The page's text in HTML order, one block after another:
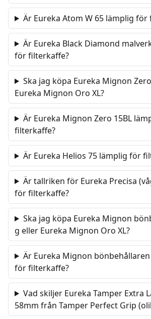
Är Eureka Atom W 65 lämplig för
Är Eureka Black Diamond
för filterkaffe?
Ska jag köpa Eureka Mignon
Eureka Mignon Oro XL?
Är Eureka Mignon Zero 15BL
filterkaffe?
Är Eureka Helios 75 lämplig för
Är tallriken för Eureka Precisa
för filterkaffe?
Ska jag köpa Eureka Mignon
g eller Eureka Mignon Oro XL?
Är Eureka Mignon
för filterkaffe?
Vad skiljer Eureka Tamper Extra
58mm från Tamper Perfect Grip